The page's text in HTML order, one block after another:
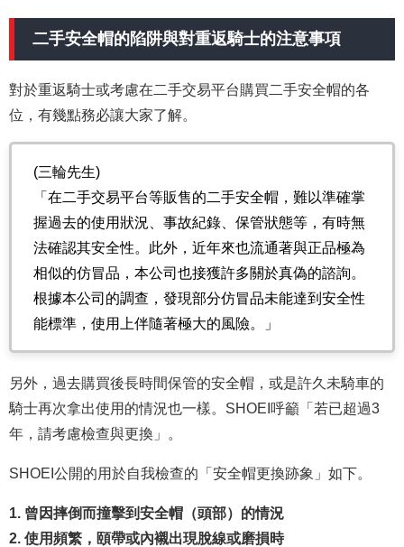
二手安全帽的陷阱與對重返騎士的注意事項
對於重返騎士或考慮在二手交易平台購買二手安全帽的各
位，有幾點務必讓大家了解。
(三輪先生)
「在二手交易平台等販售的二手安全帽，難以準確掌
握過去的使用狀況、事故紀錄、保管狀態等，有時無
法確認其安全性。此外，近年來也流通著與正品極為
相似的仿冒品，本公司也接獲許多關於真偽的諮詢。
根據本公司的調查，發現部分仿冒品未能達到安全性
能標準，使用上伴隨著極大的風險。」
另外，過去購買後長時間保管的安全帽，或是許久未騎車的
騎士再次拿出使用的情況也一樣。SHOEI呼籲「若已超過3
年，請考慮檢查與更換」。
SHOEI公開的用於自我檢查的「安全帽更換跡象」如下。
1. 曾因摔倒而撞擊到安全帽（頭部）的情況
2. 使用頻繁，頤帶或內襯出現脫線或磨損時